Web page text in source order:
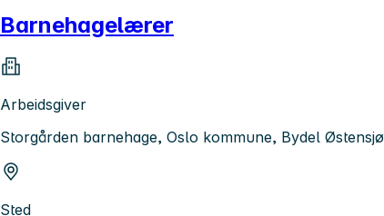
Barnehagelærer
Arbeidsgiver
Storgården barnehage, Oslo kommune, Bydel Østensjø
Sted